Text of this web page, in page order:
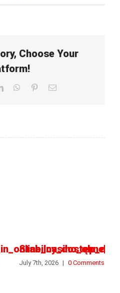
Choose Your
LinkedInWhatsApp
PinterestEmail
July 7th, 2026 | 0 Comments